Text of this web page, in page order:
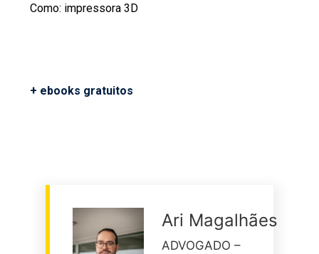
Como: impressora 3D
+ ebooks gratuitos
Ari Magalhães
ADVOGADO –